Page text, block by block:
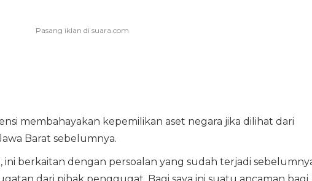
membahayakan kepemilikan aset negara jika dilihat dari
Barat sebelumnya.
berkaitan dengan persoalan yang sudah terjadi
dari pihak penggugat. Bagi saya ini suatu ancaman bagi